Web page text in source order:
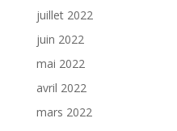
juillet 2022
juin 2022
mai 2022
avril 2022
mars 2022